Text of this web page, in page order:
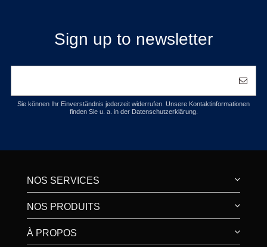
Sign up to newsletter
Sie können Ihr Einverständnis jederzeit widerrufen. Unsere Kontaktinformationen
finden Sie u. a. in der Datenschutzerklärung.
NOS SERVICES
NOS PRODUITS
À PROPOS